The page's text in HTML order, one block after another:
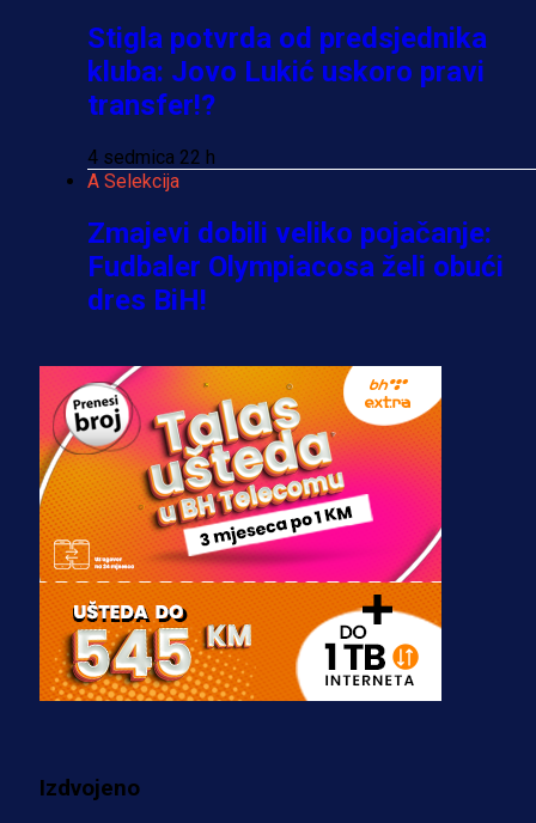
Stigla potvrda od predsjednika
kluba: Jovo Lukić uskoro pravi
transfer!?
4 sedmica 22 h
A Selekcija
Zmajevi dobili veliko pojačanje:
Fudbaler Olympiacosa želi obući
dres BiH!
Premijer liga BiH
Misimović priveden: SIPA ga tereti
za pranje novca, pretresaju
prostorije FK Borac!
2 sedmica 3 dan
Reprezentacije
Bio je uhapšen s Tijanom Ajfon u
BiH, a sada sudi finale Svjetskog
prvenstva!
Više vijesti
Izdvojeno